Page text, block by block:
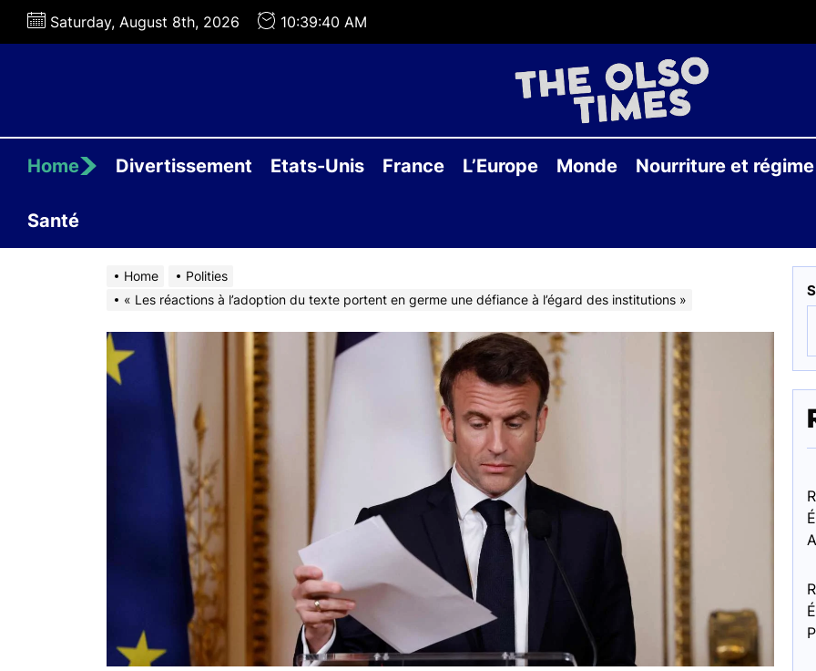
Skip
Saturday, August 8th, 2026 10:39:41 AM
Home Divertissement Etats-Unis France L’Europe Monde Nourriture et régime
Santé
Home
Polities
« Les réactions à l’adoption du texte portent en germe une défiance à l’égard des institutions »